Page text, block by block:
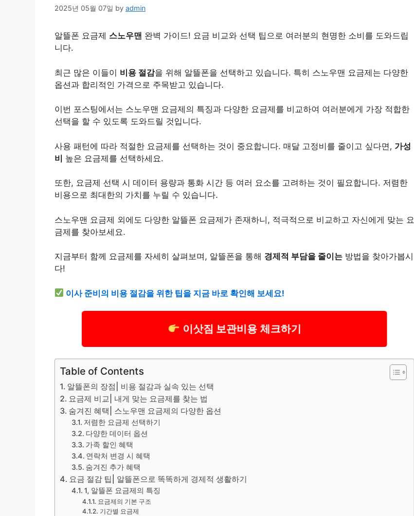
2025년 05월 07일 by admin
알뜰폰 요금제 스노우맨 완벽 가이드! 요금 비교와 선택 팁으로 여러분의 현명한 소비를 도와드립
니다.
최근 많은 이들이 비용 절감을 위해 알뜰폰을 선택하고 있습니다. 특히 스노우맨 요금제는 다양한
옵션과 합리적인 가격으로 주목받고 있습니다.
이번 포스팅에서는 스노우맨 요금제의 특징과 다양한 요금제를 비교하여 여러분에게 가장 적합한
선택을 할 수 있도록 도와드릴 것입니다.
사용 패턴에 따라 적절한 요금제를 선택하는 것이 중요합니다. 매달 고정비를 줄이고 싶다면, 가성
비 높은 요금제를 선택하세요.
또한, 요금제 선택 시 데이터 용량과 통화 시간 등 여러 요소를 고려하는 것이 필요합니다. 저렴한
비용으로 최대한의 가치를 누릴 수 있습니다.
스노우맨 요금제 외에도 다양한 알뜰폰 요금제가 존재하니, 적극적으로 비교하고 자신에게 맞는 요
금제를 찾아보세요.
지금부터 함께 요금제를 자세히 살펴보며, 알뜰폰을 통해 경제적 부담을 줄이는 방법을 찾아가봅시
다!
이사 준비의 비용 절감을 위한 팁을 지금 바로 확인해 보세요!
이삿짐 보관비용 체크하기
Table of Contents
알뜰폰의 장점| 비용 절감과 실속 있는 선택
요금제 비교| 내게 맞는 요금제를 찾는 법
숨겨진 혜택| 스노우맨 요금제의 다양한 옵션
저렴한 요금제 선택하기
다양한 데이터 옵션
가족 할인 혜택
연락처 변경 시 혜택
숨겨진 추가 혜택
요금 절감 팁| 알뜰폰으로 똑똑하게 경제적 생활하기
1, 알뜰폰 요금제의 특징
요금제의 기본 구조
기간별 요금제